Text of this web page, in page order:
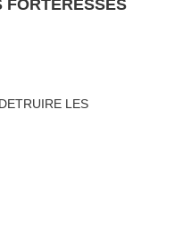
FORTERESSES